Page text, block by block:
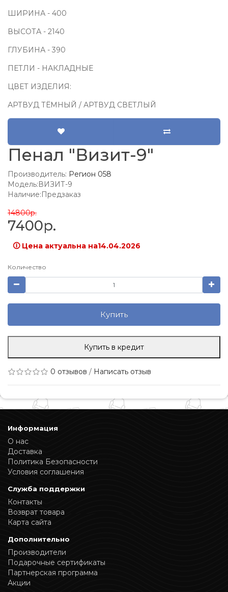
ШИРИНА - 400
ВЫСОТА - 2140
ГЛУБИНА - 390
ПЕТЛИ - НАКЛАДНЫЕ
ЦВЕТ ИЗДЕЛИЯ:
АРТВУД ТЁМНЫЙ / АРТВУД СВЕТЛЫЙ
Пенал "Визит-9"
Производитель: Регион 058
Модель:ВИЗИТ-9
Наличие:Предзаказ
14800р.
7400р.
🛈 Цена актуальна на14.04.2026
Количество
Купить
Купить в кредит
0 отзывов / Написать отзыв
Информация
О нас
Доставка
Политика Безопасности
Условия соглашения
Служба поддержки
Контакты
Возврат товара
Карта сайта
Дополнительно
Производители
Подарочные сертификаты
Партнерская программа
Акции